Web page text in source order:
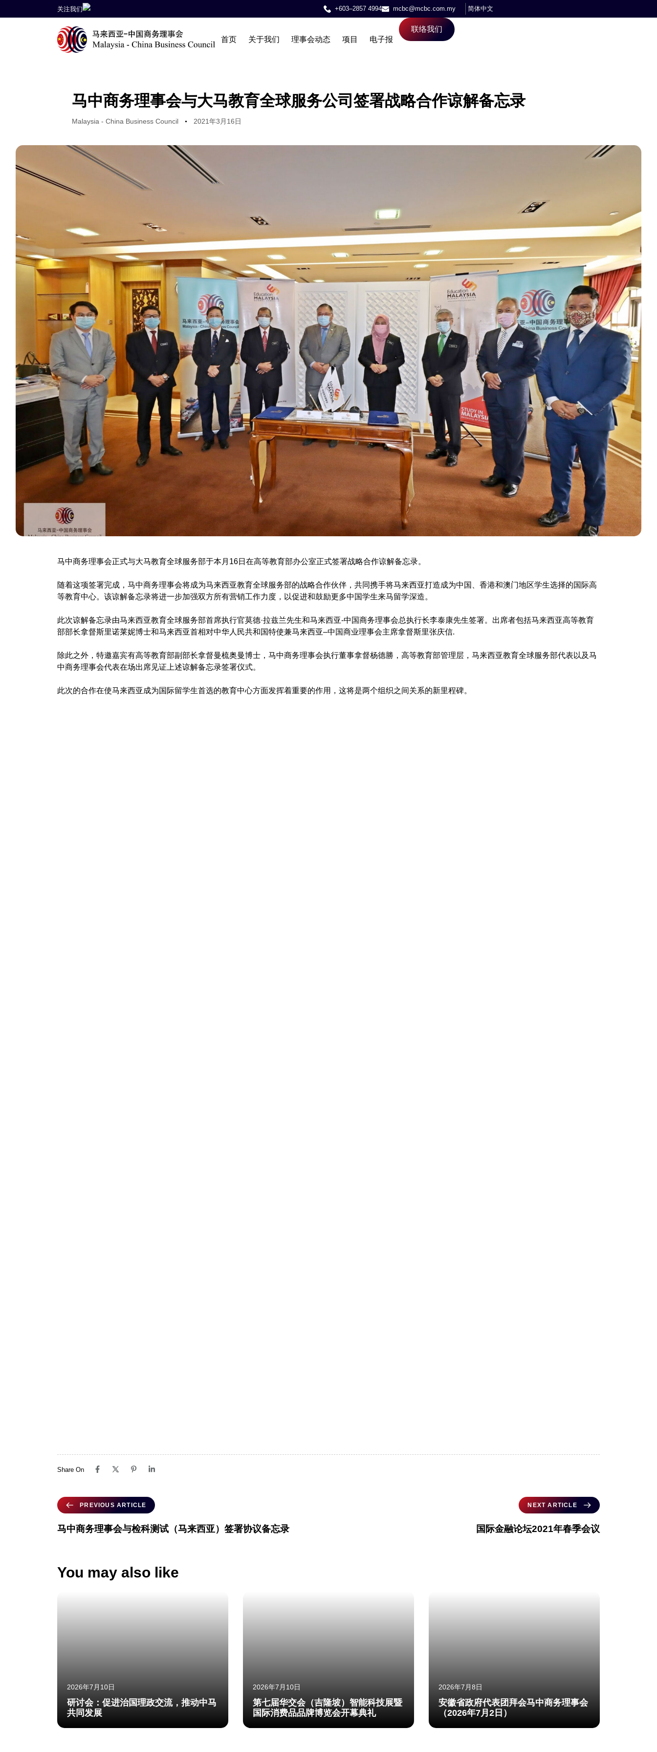
关注我们 +603–2857 4994 mcbc@mcbc.com.my 简体中文
首页 关于我们 理事会动态 项目 电子报
联络我们
马中商务理事会与大马教育全球服务公司签署战略合作谅解备忘录
Malaysia - China Business Council 2021年3月16日
马中商务理事会正式与大马教育全球服务部于本月16日在高等教育部办公室正式签署战略合作谅解备忘录。
随着这项签署完成，马中商务理事会将成为马来西亚教育全球服务部的战略合作伙伴，共同携手将马来西亚打造成为中国、香港和澳门地区学生选择的国际高
等教育中心。该谅解备忘录将进一步加强双方所有营销工作力度，以促进和鼓励更多中国学生来马留学深造。
此次谅解备忘录由马来西亚教育全球服务部首席执行官莫德·拉兹兰先生和马来西亚-中国商务理事会总执行长李泰康先生签署。出席者包括马来西亚高等教育
部部长拿督斯里诺莱妮博士和马来西亚首相对中华人民共和国特使兼马来西亚–中国商业理事会主席拿督斯里张庆信.
除此之外，特邀嘉宾有高等教育部副部长拿督曼梳奥曼博士，马中商务理事会执行董事拿督杨德勝，高等教育部管理层，马来西亚教育全球服务部代表以及马
中商务理事会代表在场出席见证上述谅解备忘录签署仪式。
此次的合作在使马来西亚成为国际留学生首选的教育中心方面发挥着重要的作用，这将是两个组织之间关系的新里程碑。
Share On
PREVIOUS ARTICLE
马中商务理事会与检科测试（马来西亚）签署协议备忘录
NEXT ARTICLE
国际金融论坛2021年春季会议
You may also like
2026年7月10日
研讨会：促进治国理政交流，推动中马
共同发展
2026年7月10日
第七届华交会（吉隆坡）智能科技展暨
国际消费品品牌博览会开幕典礼
2026年7月8日
安徽省政府代表团拜会马中商务理事会
（2026年7月2日）